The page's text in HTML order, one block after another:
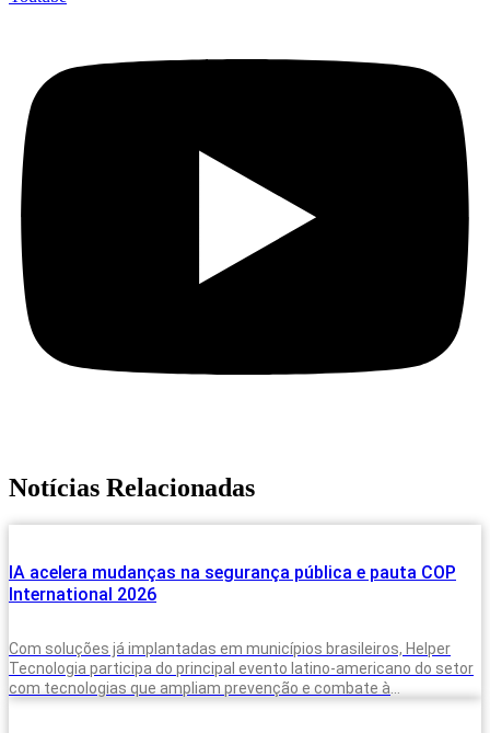
Notícias Relacionadas
IA acelera mudanças na segurança pública e pauta COP
International 2026
Com soluções já implantadas em municípios brasileiros, Helper
Tecnologia participa do principal evento latino-americano do setor
com tecnologias que ampliam prevenção e combate à